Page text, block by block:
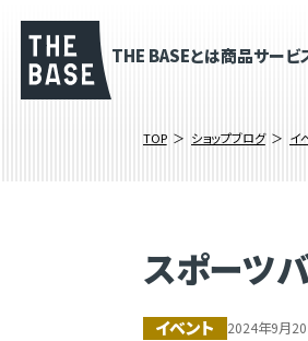
THE BASEとは商品サービ
TOP ショップブログ イ
スポーツ
イベント 2024年9月